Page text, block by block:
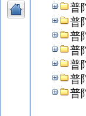
普
普
普
普
普
普
普